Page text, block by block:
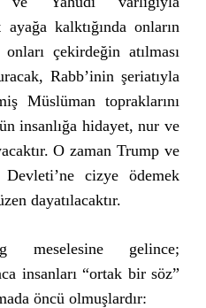
kalktığında onların
çekirdeğin atılması
Rabb’inin şeriatıyla
Müslüman topraklarını
insanlığa hidayet, nur ve
O zaman Trump ve
cizye ödemek
dayatılacaktır.
meselesine gelince;
insanları “ortak bir söz”
öncü olmuşlardır: